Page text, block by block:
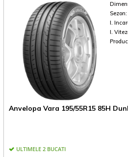
Sezon:
I.
I.
Anvelopa Vara 195/55R15 85H
ULTIMELE 2 BUCATI